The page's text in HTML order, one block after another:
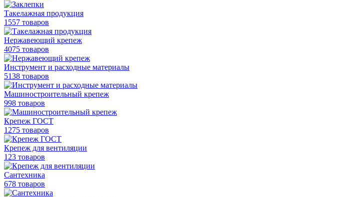
Такелажная продукция
1557 товаров
Нержавеющий крепеж
4075 товаров
Инструмент и расходные материалы
5138 товаров
Машиностроительный крепеж
998 товаров
Крепеж ГОСТ
1275 товаров
Крепеж для вентиляции
123 товаров
Сантехника
678 товаров